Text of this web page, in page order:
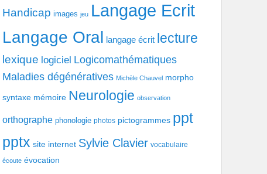
Handicap images jeu Langage Ecrit
Langage Oral langage écrit lecture
lexique logiciel Logicomathématiques
Maladies dégénératives Michèle Chauvel morpho
syntaxe mémoire Neurologie observation
orthographe phonologie photos pictogrammes ppt
pptx site internet Sylvie Clavier vocabulaire
écoute évocation